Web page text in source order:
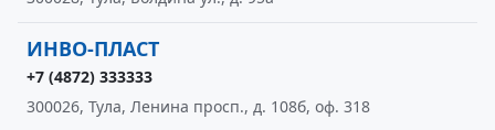
ИНВО-ПЛАСТ
+7 (4872) 333333
300026, Тула, Ленина просп., д. 108б, оф. 318